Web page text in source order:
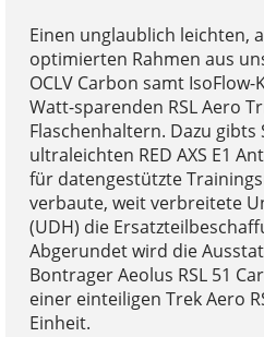
Einen unglaublich leichten,
optimierten Rahmen aus
OCLV Carbon samt
Watt-sparenden RSL Aero
Flaschenhaltern. Dazu gibts
ultraleichten RED AXS E1
für datengestützte
verbaute, weit verbreitete
(UDH) die
Abgerundet wird die
Bontrager Aeolus RSL 51
einer einteiligen Trek Aero
Einheit.